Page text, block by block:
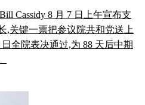
Cassidy 8 月 7 日上午宣布支
,关键一票把参议院共和党送上
全院表决通过,为 88 天后中期